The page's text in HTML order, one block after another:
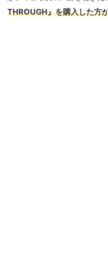
THROUGH』を購入した方